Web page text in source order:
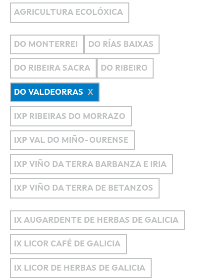
AGRICULTURA ECOLÓXICA
DO MONTERREI DO RÍAS BAIXAS
DO RIBEIRA SACRA DO RIBEIRO
DO VALDEORRAS
IXP RIBEIRAS DO MORRAZO
IXP VAL DO MIÑO-OURENSE
IXP VIÑO DA TERRA BARBANZA E IRIA
IXP VIÑO DA TERRA DE BETANZOS
IX AUGARDENTE DE HERBAS DE GALICIA
IX LICOR CAFÉ DE GALICIA
IX LICOR DE HERBAS DE GALICIA